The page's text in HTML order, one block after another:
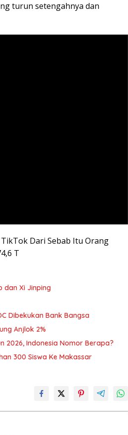
turun setengahnya dan
Dari Sebab Itu Orang
T
dan Xi Jinping
Dibekukan Bank Bangsa
Anjlok 2%
2026, Indonesia Nomor Berapa?
300 Siswa Ke Makassar